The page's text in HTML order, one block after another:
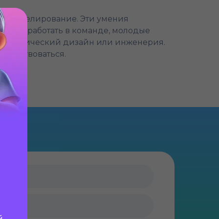
моделирование. Эти умения
и работать в команде, молодые
графический дизайн или инженерия.